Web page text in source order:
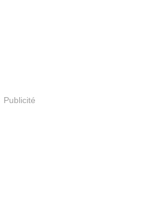
Publicité